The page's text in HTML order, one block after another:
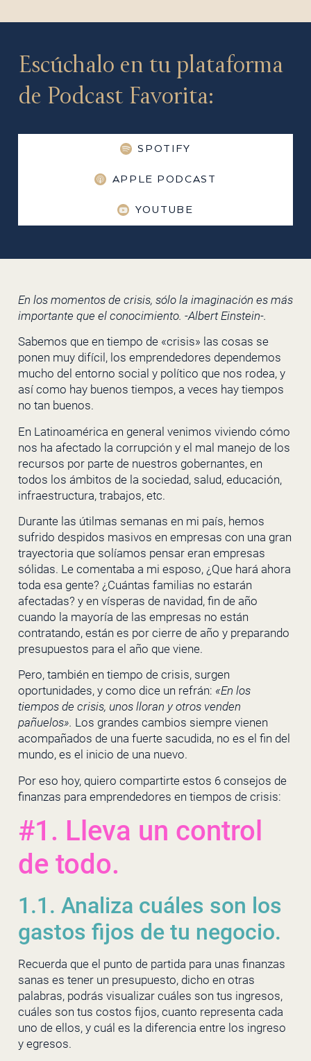
Escúchalo en tu plataforma
de Podcast Favorita:
SPOTIFY
APPLE PODCAST
YOUTUBE
En los momentos de crisis, sólo la imaginación es más
importante que el conocimiento. -Albert Einstein-.
Sabemos que en tiempo de «crisis» las cosas se
ponen muy difícil, los emprendedores dependemos
mucho del entorno social y político que nos rodea, y
así como hay buenos tiempos, a veces hay tiempos
no tan buenos.
En Latinoamérica en general venimos viviendo cómo
nos ha afectado la corrupción y el mal manejo de los
recursos por parte de nuestros gobernantes, en
todos los ámbitos de la sociedad, salud, educación,
infraestructura, trabajos, etc.
Durante las útilmas semanas en mi país, hemos
sufrido despidos masivos en empresas con una gran
trayectoria que solíamos pensar eran empresas
sólidas. Le comentaba a mi esposo, ¿Que hará ahora
toda esa gente? ¿Cuántas familias no estarán
afectadas? y en vísperas de navidad, fin de año
cuando la mayoría de las empresas no están
contratando, están es por cierre de año y preparando
presupuestos para el año que viene.
Pero, también en tiempo de crisis, surgen
oportunidades, y como dice un refrán: «En los
tiempos de crisis, unos lloran y otros venden
pañuelos». Los grandes cambios siempre vienen
acompañados de una fuerte sacudida, no es el fin del
mundo, es el inicio de una nuevo.
Por eso hoy, quiero compartirte estos 6 consejos de
finanzas para emprendedores en tiempos de crisis:
#1. Lleva un control
de todo.
1.1. Analiza cuáles son los
gastos fijos de tu negocio.
Recuerda que el punto de partida para unas finanzas
sanas es tener un presupuesto, dicho en otras
palabras, podrás visualizar cuáles son tus ingresos,
cuáles son tus costos fijos, cuanto representa cada
uno de ellos, y cuál es la diferencia entre los ingreso
y egresos.